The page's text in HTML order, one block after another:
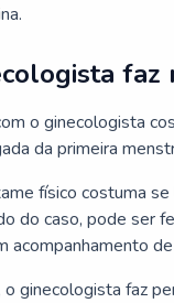
faz
o ginecologista
da primeira
físico costuma
do caso, pode ser
acompanhamento
o ginecologista faz